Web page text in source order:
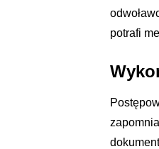
potrafi